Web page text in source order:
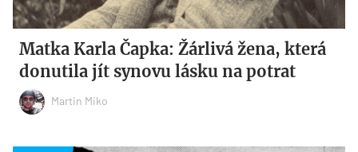
Matka Karla Čapka: Žárlivá žena, která
donutila jít synovu lásku na potrat
Martin Miko